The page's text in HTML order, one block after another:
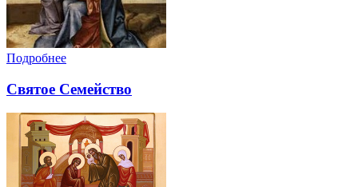
Подробнее
Святое Семейство